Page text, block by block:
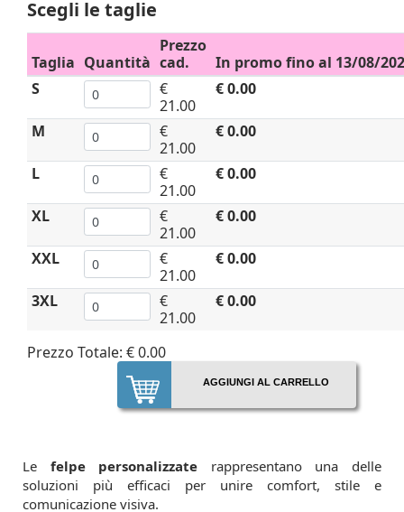
Scegli le taglie
Taglia Quantità
Prezzo
cad.
In promo fino al 13/08/
S
€
21.00
€ 0.00
M
€
21.00
€ 0.00
L
€
21.00
€ 0.00
XL
€
21.00
€ 0.00
XXL
€
21.00
€ 0.00
3XL
€
21.00
€ 0.00
Prezzo Totale: € 0.00
AGGIUNGI AL CARRELLO
Le felpe personalizzate rappresentano una delle
soluzioni più efficaci per unire comfort, stile e
comunicazione visiva.